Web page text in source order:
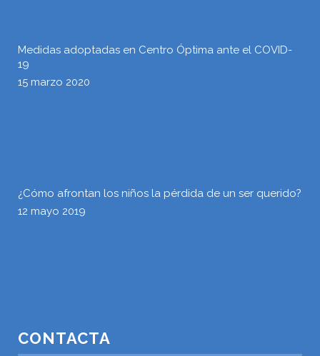
Medidas adoptadas en Centro Óptima ante el COVID-
19
15 marzo 2020
¿Cómo afrontan los niños la pérdida de un ser querido?
12 mayo 2019
CONTACTA